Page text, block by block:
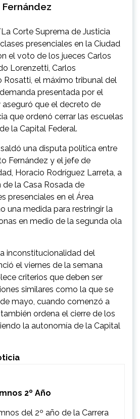
Fernández
Corte Suprema de Justicia
presenciales en la Ciudad
el voto de los jueces Carlos
Lorenzetti, Carlos
Rosatti, el máximo tribunal del
presentada por el
que el decreto de
que ordenó cerrar las escuelas
la Capital Federal.
una disputa política entre
Fernández y el jefe de
Horacio Rodríguez Larreta, a
la Casa Rosada de
presenciales en el Área
una medida para restringir la
en medio de la segunda ola
inconstitucionalidad del
el viernes de la semana
criterios que deben ser
similares como la que se
de mayo, cuando comenzó a
ordena el cierre de los
la autonomía de la Capital
2º Año
del 2º año de la Carrera